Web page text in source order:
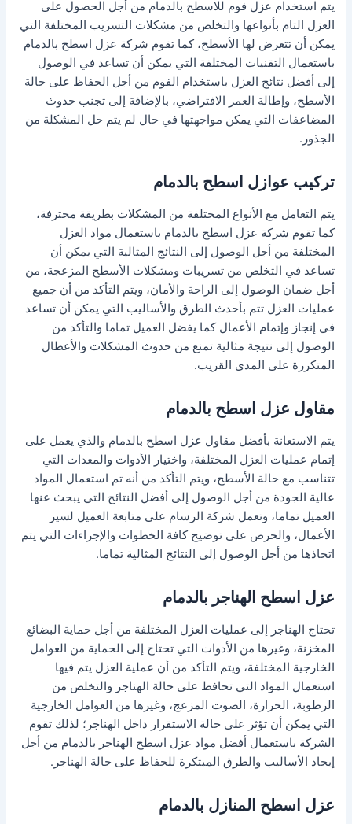
يتم استخدام عزل فوم للاسطح بالدمام من أجل الحصول على
العزل التام بأنواعها والتخلص من مشكلات التسريب المختلفة التي
يمكن أن تتعرض لها الأسطح، كما تقوم شركة عزل اسطح بالدمام
باستعمال التقنيات المختلفة التي يمكن أن تساعد في الوصول
إلى أفضل نتائج العزل باستخدام الفوم من أجل الحفاظ على حالة
الأسطح، وإطالة العمر الافتراضي، بالإضافة إلى تجنب حدوث
المضاعفات التي يمكن مواجهتها في حال لم يتم حل المشكلة من
الجذور.
تركيب عوازل اسطح بالدمام
يتم التعامل مع الأنواع المختلفة من المشكلات بطريقة محترفة،
كما تقوم شركة عزل اسطح بالدمام باستعمال مواد العزل
المختلفة من أجل الوصول إلى النتائج المثالية التي يمكن أن
تساعد في التخلص من تسريبات ومشكلات الأسطح المزعجة، من
أجل ضمان الوصول إلى الراحة والأمان، ويتم التأكد من أن جميع
عمليات العزل تتم بأحدث الطرق والأساليب التي يمكن أن تساعد
في إنجاز وإتمام الأعمال كما يفضل العميل تماما والتأكد من
الوصول إلى نتيجة مثالية تمنع من حدوث المشكلات والأعطال
المتكررة على المدى القريب.
مقاول عزل اسطح بالدمام
يتم الاستعانة بأفضل مقاول عزل اسطح بالدمام والذي يعمل على
إتمام عمليات العزل المختلفة، واختيار الأدوات والمعدات التي
تتناسب مع حالة الأسطح، ويتم التأكد من أنه تم استعمال المواد
عالية الجودة من أجل الوصول إلى أفضل النتائج التي يبحث عنها
العميل تماما، وتعمل شركة الرسام على متابعة العميل لسير
الأعمال، والحرص على توضيح كافة الخطوات والإجراءات التي يتم
اتخاذها من أجل الوصول إلى النتائج المثالية تماما.
عزل اسطح الهناجر بالدمام
تحتاج الهناجر إلى عمليات العزل المختلفة من أجل حماية البضائع
المخزنة، وغيرها من الأدوات التي تحتاج إلى الحماية من العوامل
الخارجية المختلفة، ويتم التأكد من أن عملية العزل يتم فيها
استعمال المواد التي تحافظ على حالة الهناجر والتخلص من
الرطوبة، الحرارة، الصوت المزعج، وغيرها من العوامل الخارجية
التي يمكن أن تؤثر على حالة الاستقرار داخل الهناجر؛ لذلك تقوم
الشركة باستعمال أفضل مواد عزل اسطح الهناجر بالدمام من أجل
إيجاد الأساليب والطرق المبتكرة للحفاظ على حالة الهناجر.
عزل اسطح المنازل بالدمام